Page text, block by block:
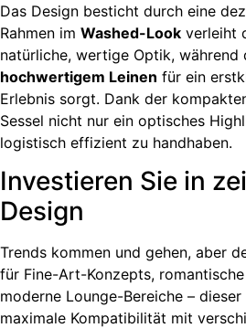
Das Design besticht durch eine
Rahmen im Washed-Look verleiht
natürliche, wertige Optik, während
hochwertigem Leinen für ein
Erlebnis sorgt. Dank der
Sessel nicht nur ein optisches
logistisch effizient zu handhaben.
Investieren Sie in
Design
Trends kommen und gehen, aber
für Fine-Art-Konzepts,
moderne Lounge-Bereiche –
maximale Kompatibilität mit